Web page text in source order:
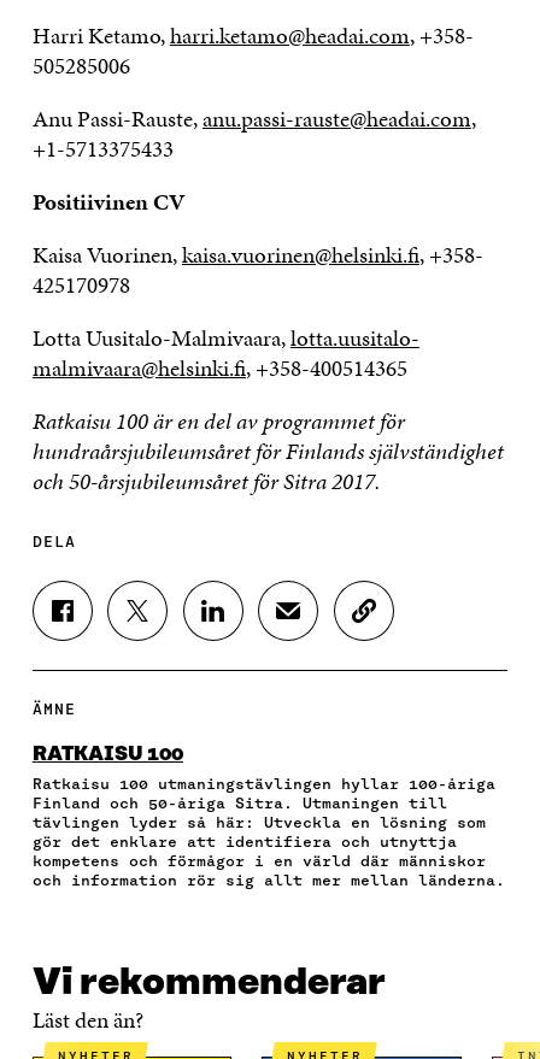
Harri Ketamo,harri.ketamo@headai.com, +358-
505285006
Anu Passi-Rauste,anu.passi-rauste@headai.com,
+1-5713375433
Positiivinen CV
Kaisa Vuorinen,kaisa.vuorinen@helsinki.fi, +358-
425170978
Lotta Uusitalo-Malmivaara,lotta.uusitalo-
malmivaara@helsinki.fi, +358-400514365
Ratkaisu 100 är en del av programmet för
hundraårsjubileumsåret för Finlands självständighet
och 50-årsjubileumsåret för Sitra 2017.
DELA
D
E
P
F
C
E
B
O
O
P
N
A
S
I
D
E
T
I
T
T
E
R
A
S
I
E
D
E
N
K
E
D
I
N
I
D
E
-
P
O
S
T
N
A
E
K
O
R
T
I
K
E
Ä
ÄMNE
RATKAISU 100
Ratkaisu 100 utmaningstävlingen hyllar 100-åriga
Finland och 50-åriga Sitra. Utmaningen till
tävlingen lyder så här: Utveckla en lösning som
gör det enklare att identifiera och utnyttja
kompetens och förmågor i en värld där människor
och information rör sig allt mer mellan länderna.
Vi rekommenderar
Läst den än?